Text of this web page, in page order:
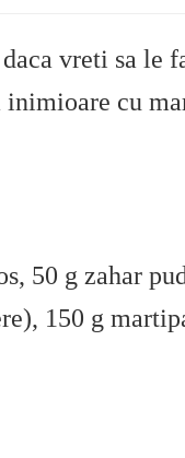
vreti sa le
cu
50 g zahar
150 g